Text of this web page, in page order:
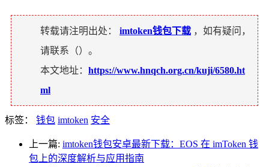
转载请注明出处： imtoken钱包下载 ，如有疑问，
请联系（）。
本文地址： https://www.hnqch.org.cn/kuji/6580.ht
ml
标签： 钱包 imtoken 安全
上一篇: imtoken钱包安卓最新下载：EOS 在 imToken 钱
包上的深度解析与应用指南